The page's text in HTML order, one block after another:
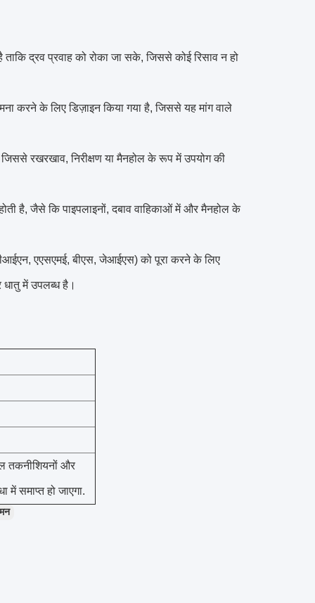
ताकि द्रव प्रवाह को रोका जा सके, जिससे कोई रिसाव न हो
करने के लिए डिज़ाइन किया गया है, जिससे यह मांग वाले
रखरखाव, निरीक्षण या मैनहोल के रूप में उपयोग की
है, जैसे कि पाइपलाइनों, दबाव वाहिकाओं में और मैनहोल के
एएसएमई, बीएस, जेआईएस) को पूरा करने के लिए
धातु में उपलब्ध है।
तकनीशियनों और
में समाप्त हो जाएगा.